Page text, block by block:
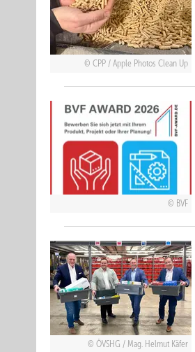
CPP / Apple Photos Clean Up
BVF
ÖVSHG / Mag. Helmut Käfer